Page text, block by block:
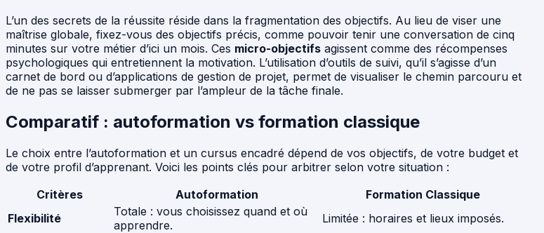
L’un des secrets de la réussite réside dans la fragmentation des objectifs. Au lieu de viser une
maîtrise globale, fixez-vous des objectifs précis, comme pouvoir tenir une conversation de cinq
minutes sur votre métier d’ici un mois. Ces micro-objectifs agissent comme des récompenses
psychologiques qui entretiennent la motivation. L’utilisation d’outils de suivi, qu’il s’agisse d’un
carnet de bord ou d’applications de gestion de projet, permet de visualiser le chemin parcouru et
de ne pas se laisser submerger par l’ampleur de la tâche finale.
Comparatif : autoformation vs formation classique
Le choix entre l’autoformation et un cursus encadré dépend de vos objectifs, de votre budget et
de votre profil d’apprenant. Voici les points clés pour arbitrer selon votre situation :
Critères
Autoformation
Formation Classique
Flexibilité
Totale : vous choisissez quand et où
apprendre.
Limitée : horaires et lieux imposés.